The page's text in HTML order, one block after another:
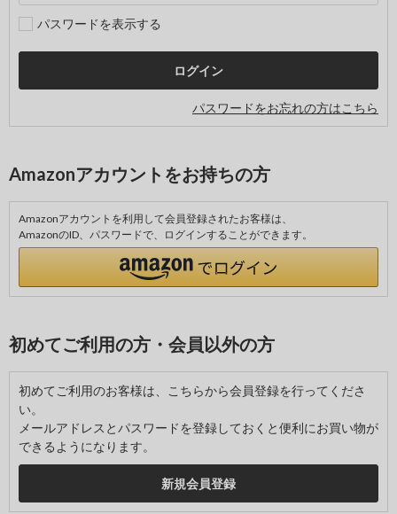
パスワードを表示する
パスワードをお忘れの方はこちら
Amazonアカウントをお持ちの方
Amazonアカウントを利用して会員登録されたお客様は、
AmazonのID、パスワードで、ログインすることができます。
初めてご利用の方・会員以外の方
初めてご利用のお客様は、こちらから会員登録を行ってくださ
い。
メールアドレスとパスワードを登録しておくと便利にお買い物が
できるようになります。